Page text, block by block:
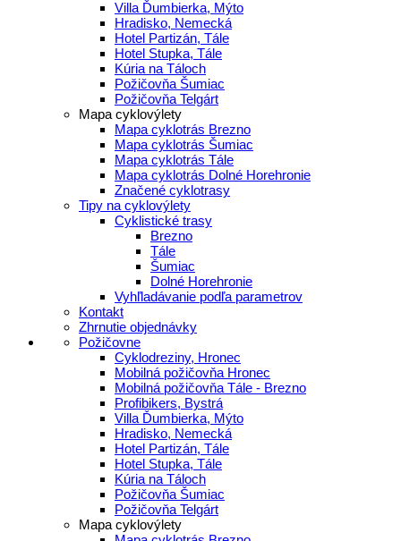
Villa Ďumbierka, Mýto
Hradisko, Nemecká
Hotel Partizán, Tále
Hotel Stupka, Tále
Kúria na Táloch
Požičovňa Šumiac
Požičovňa Telgárt
Mapa cyklovýlety
Mapa cyklotrás Brezno
Mapa cyklotrás Šumiac
Mapa cyklotrás Tále
Mapa cyklotrás Dolné Horehronie
Značené cyklotrasy
Tipy na cyklovýlety
Cyklistické trasy
Brezno
Tále
Šumiac
Dolné Horehronie
Vyhľladávanie podľa parametrov
Kontakt
Zhrnutie objednávky
Požičovne
Cyklodreziny, Hronec
Mobilná požičovňa Hronec
Mobilná požičovňa Tále - Brezno
Profibikers, Bystrá
Villa Ďumbierka, Mýto
Hradisko, Nemecká
Hotel Partizán, Tále
Hotel Stupka, Tále
Kúria na Táloch
Požičovňa Šumiac
Požičovňa Telgárt
Mapa cyklovýlety